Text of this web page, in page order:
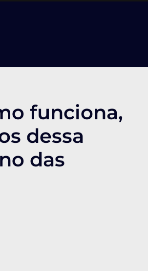
funciona,
dessa
das